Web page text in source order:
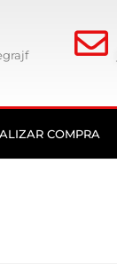
COMPRA